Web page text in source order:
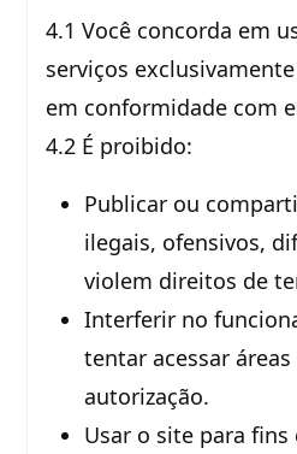
4.1 Você concorda em
serviços
em conformidade com
4.2 É proibido:
Publicar ou
ilegais, ofensivos,
violem direitos de
Interferir no
tentar acessar
autorização.
Usar o site para